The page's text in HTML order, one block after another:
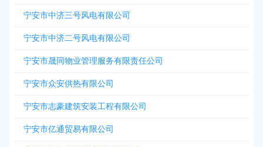
宁安市中济三号风电有限公司
宁安市中济二号风电有限公司
宁安市晟同物业管理服务有限责任公司
宁安市众安供热有限公司
宁安市志豪建筑安装工程有限公司
宁安市亿通贸易有限公司